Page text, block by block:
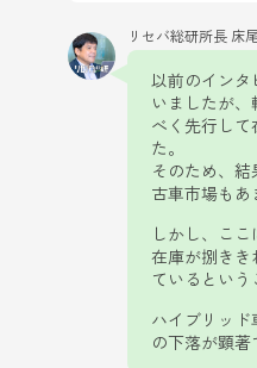
リセバ総研所長 床
以前のインタ
いましたが
べく先行し
た。
そのため、
古車市場もあ
しかし、こ
在庫が捌きき
ているという
ハイブリッ
の下落が顕著